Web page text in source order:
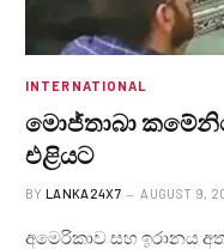
INTERNATIONAL
මොජ්තාබා
එළියට
BY LANKA24X7 AUGUST 9,
අමෙරිකාව සහ ඉරානය